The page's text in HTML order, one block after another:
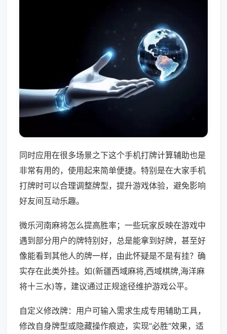
同时应用在很多场景之下这个手机打牌计算辅助也是
非常有用的，使用起来简单便捷。特别是在大家手机
打牌时可以合理调整牌型，提升游戏体验，避免影响
好友间互动乐趣。
微乐河南麻将怎么提高胜率；一些玩家反映在游戏中
遇到部分用户的牌特别好，总是能拿到好牌，甚至好
像能看到其他人的牌一样，由此怀疑是不是有挂？确
实存在此类外挂。如(新疆西域麻将,西域棋牌,海洋麻
将十三水)等，建议通过正规途径维护游戏公平。
自定义修改牌：用户可输入需求生成专用辅助工具，
修改自身牌型或隐藏操作痕迹，实现“必胜”效果，适